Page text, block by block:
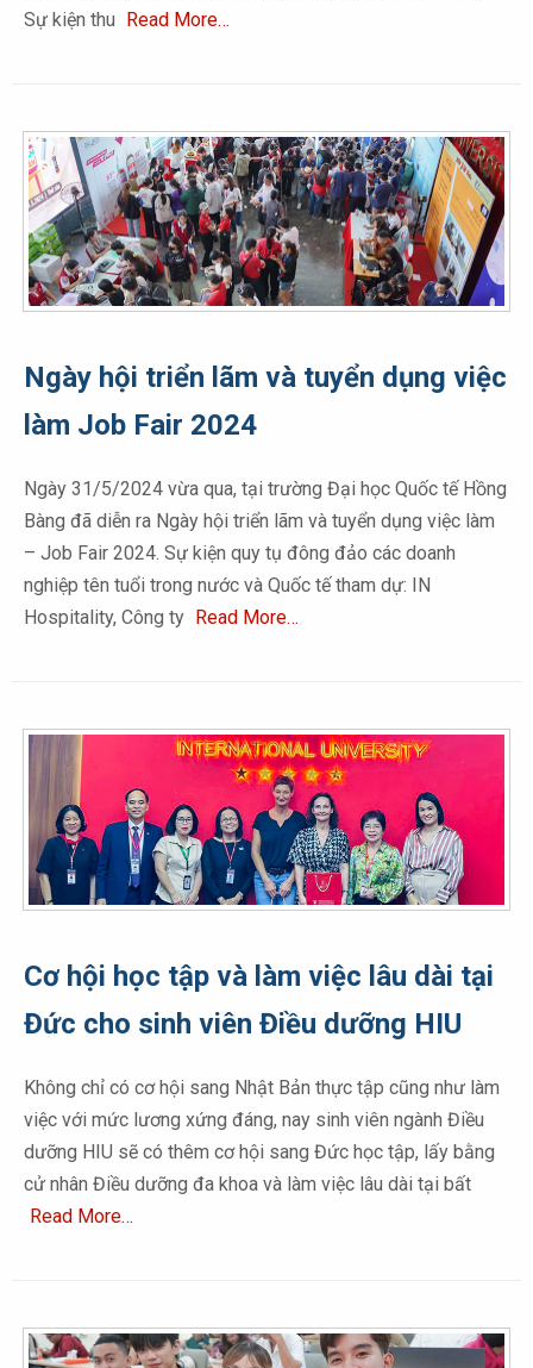
Sự kiện thu Read More…
Ngày hội triển lãm và tuyển dụng việc
làm Job Fair 2024
Ngày 31/5/2024 vừa qua, tại trường Đại học Quốc tế Hồng
Bàng đã diễn ra Ngày hội triển lãm và tuyển dụng việc làm
– Job Fair 2024. Sự kiện quy tụ đông đảo các doanh
nghiệp tên tuổi trong nước và Quốc tế tham dự: IN
Hospitality, Công ty Read More…
Cơ hội học tập và làm việc lâu dài tại
Đức cho sinh viên Điều dưỡng HIU
Không chỉ có cơ hội sang Nhật Bản thực tập cũng như làm
việc với mức lương xứng đáng, nay sinh viên ngành Điều
dưỡng HIU sẽ có thêm cơ hội sang Đức học tập, lấy bằng
cử nhân Điều dưỡng đa khoa và làm việc lâu dài tại bất
Read More…